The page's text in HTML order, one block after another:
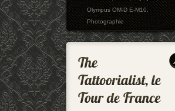
Olympus OM-D E-M10,
Photographie